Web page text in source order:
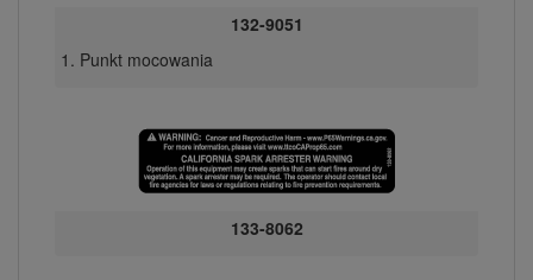
132-9051
Punkt mocowania
133-8062